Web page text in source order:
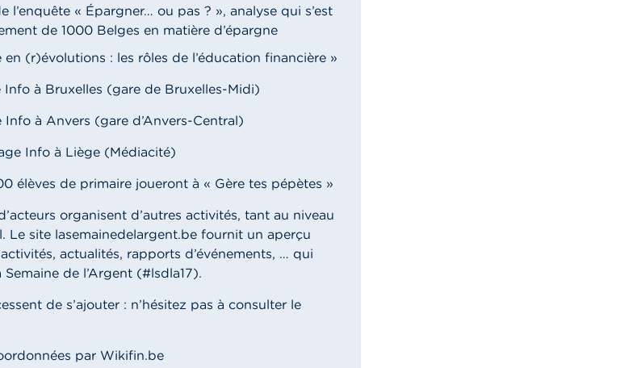
l’enquête « Épargner… ou pas ? », analyse qui s’est
de 1000 Belges en matière d’épargne
(r)évolutions : les rôles de l’éducation financière »
Info à Bruxelles (gare de Bruxelles-Midi)
Info à Anvers (gare d’Anvers-Central)
Info à Liège (Médiacité)
élèves de primaire joueront à « Gère tes pépètes »
organisent d’autres activités, tant au niveau
Le site lasemainedelargent.be fournit un aperçu
actualités, rapports d’événements, … qui
de l’Argent (#lsdla17).
de s’ajouter : n’hésitez pas à consulter le
par Wikifin.be